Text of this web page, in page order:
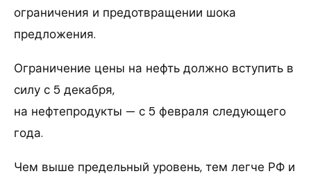
ограничения и предотвращении шока
предложения.
Ограничение цены на нефть должно вступить в
силу с 5 декабря,
на нефтепродукты — с 5 февраля следующего
года.
Чем выше предельный уровень, тем легче РФ и